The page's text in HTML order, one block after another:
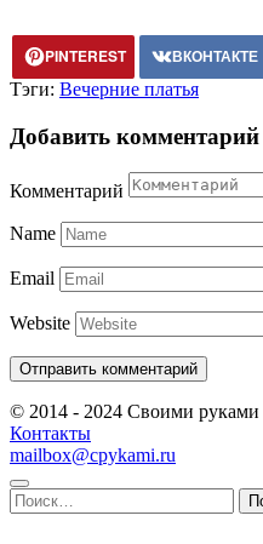
PINTEREST ВКОНТАКТЕ
Тэги: Вечерние платья
Добавить комментарий
Комментарий
Name
Email
Website
© 2014 - 2024 Своими руками
Контакты
mailbox@cpykami.ru
Найти: